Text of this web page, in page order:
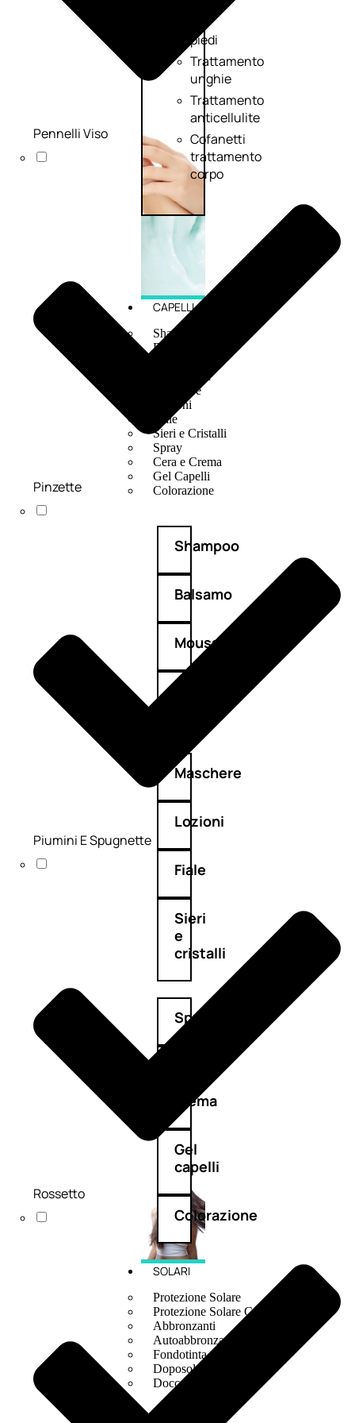
piedi
Trattamento
unghie
Trattamento
anticellulite
Cofanetti
trattamento
corpo
CAPELLI
Shampoo
Balsamo
Olii Capelli
Maschere
Lozioni
Fiale
Sieri e Cristalli
Spray
Cera e Crema
Gel Capelli
Colorazione
Shampoo
Balsamo
Mousse
Maschere
Lozioni
Fiale
Sieri
e
cristalli
Spray
crema
Gel
capelli
Colorazione
SOLARI
Protezione Solare
Protezione Solare Capelli
Abbronzanti
Autoabbronzanti
Fondotinta Solare
Doposole
Docce Doposole
Pennelli Viso
Pinzette
Piumini E Spugnette
Rossetto